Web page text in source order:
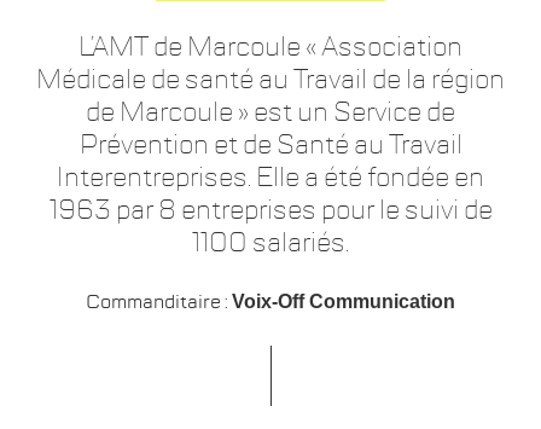
L’AMT de Marcoule « Association
Médicale de santé au Travail de la région
de Marcoule » est un Service de
Prévention et de Santé au Travail
Interentreprises. Elle a été fondée en
1963 par 8 entreprises pour le suivi de
1100 salariés.
Commanditaire : Voix-Off Communication